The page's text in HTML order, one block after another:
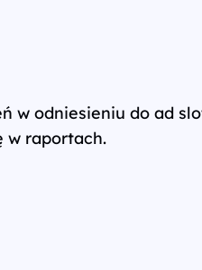
w odniesieniu do ad
w raportach.